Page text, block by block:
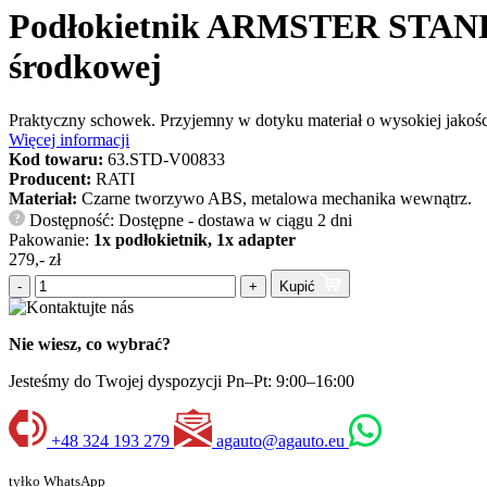
Podłokietnik ARMSTER
środkowej
Praktyczny schowek. Przyjemny w dotyku materiał o wysokiej
Więcej informacji
Kod towaru: 63.STD-V00833
Producent: RATI
Materiał: Czarne tworzywo ABS, metalowa mechanika wewnątrz.
?
Dostępność: Dostępne - dostawa w ciągu 2 dni
Pakowanie: 1x podłokietnik, 1x adapter
279,- zł
- + Kupić
Nie wiesz, co wybrać?
Jesteśmy do Twojej dyspozycji Pn–Pt: 9:00–16:00
+48 324 193 279 agauto@agauto.eu
tyłko WhatsApp